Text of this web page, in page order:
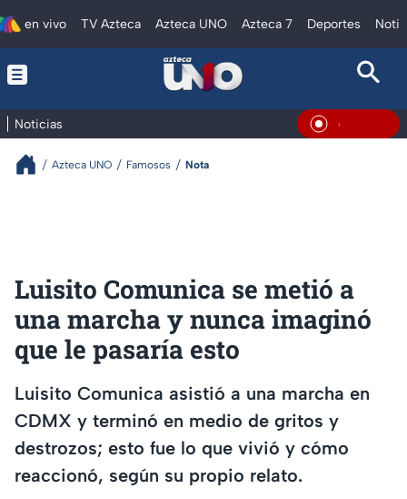
en vivo TV Azteca Azteca UNO Azteca 7 Deportes
Noticias En Vivo
Azteca UNO Famosos Nota
Luisito Comunica se metió a
una marcha y nunca imaginó
que le pasaría esto
Luisito Comunica asistió a una marcha en
CDMX y terminó en medio de gritos y
destrozos; esto fue lo que vivió y cómo
reaccionó, según su propio relato.